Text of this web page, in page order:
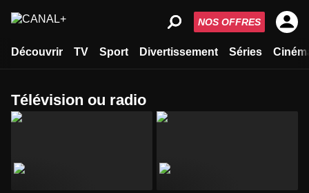
Découvrir TV Sport Divertissement Séries
NOS OFFRES
télévision ou radio